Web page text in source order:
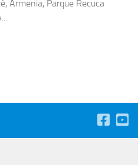
Armenia, Parque Recuca